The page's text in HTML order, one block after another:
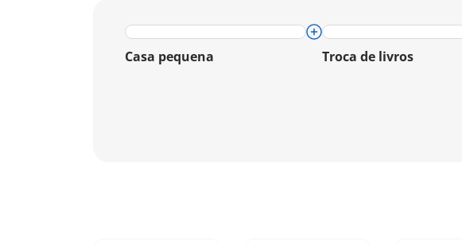
Casa pequena Troca de livros